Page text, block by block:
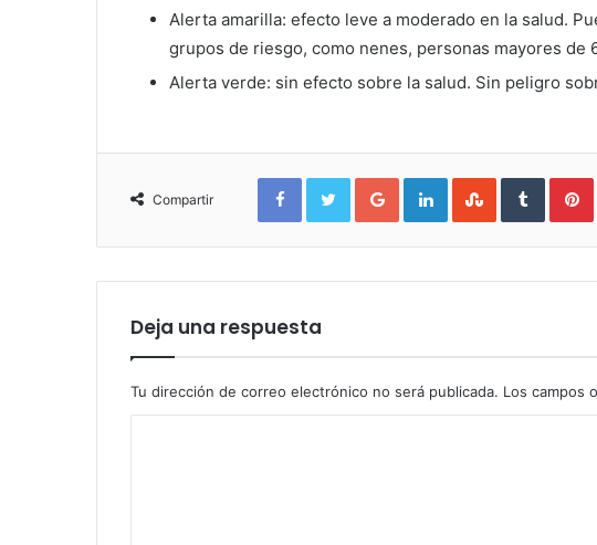
Alerta amarilla: efecto leve a moderado en la salud.
grupos de riesgo, como nenes, personas mayores de
Alerta verde: sin efecto sobre la salud. Sin peligro
Compartir
FacebookTwitterGoogle+LinkedInStumbleUpon
Tumblr
Deja una respuesta
Tu dirección de correo electrónico no será publicada. Los campos